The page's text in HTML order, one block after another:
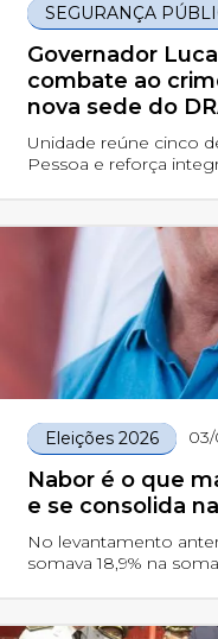
SEGURANÇA
Governador
combate ao
nova sede do
Unidade reúne cinco
Pessoa e reforça
Eleições 2026
Nabor é o que
e se consolida
No levantamento
somava 18,9% na